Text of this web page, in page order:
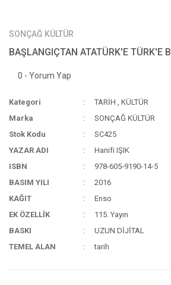
SONÇAĞ KÜLTÜR
BAŞLANGIÇTAN ATATÜRK'E TÜRK'E
0 - Yorum Yap
Kategori TARİH ,KÜLTÜR
Marka
SONÇAĞ KÜLTÜR
Stok Kodu
SC425
YAZAR ADI
Hanifi IŞIK
ISBN
978-605-9190-14-5
BASIM YILI
2016
KAĞIT
Enso
EK ÖZELLİK
115. Yayın
BASKI
UZUN DİJİTAL
TEMEL ALAN
tarih